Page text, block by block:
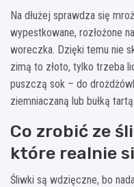
Na dłużej sprawdza się
wypestkowane, rozłożone
woreczka. Dzięki temu nie
zimą to złoto, tylko trzeba
puszczą sok – do
ziemniaczaną lub bułką tartą.
Co zrobić ze
które realnie
Śliwki są wdzięczne, bo